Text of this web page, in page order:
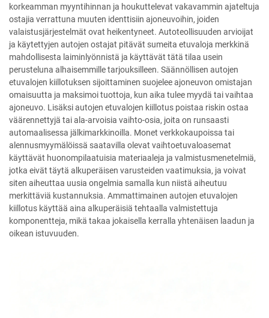
korkeamman myyntihinnan ja houkuttelevat vakavammin ajateltuja
ostajia verrattuna muuten identtisiin ajoneuvoihin, joiden
valaistusjärjestelmät ovat heikentyneet. Autoteollisuuden arvioijat
ja käytettyjen autojen ostajat pitävät sumeita etuvaloja merkkinä
mahdollisesta laiminlyönnistä ja käyttävät tätä tilaa usein
perusteluna alhaisemmille tarjouksilleen. Säännöllisen autojen
etuvalojen kiillotuksen sijoittaminen suojelee ajoneuvon omistajan
omaisuutta ja maksimoi tuottoja, kun aika tulee myydä tai vaihtaa
ajoneuvo. Lisäksi autojen etuvalojen kiillotus poistaa riskin ostaa
väärennettyjä tai ala-arvoisia vaihto-osia, joita on runsaasti
automaalisessa jälkimarkkinoilla. Monet verkkokaupoissa tai
alennusmyymälöissä saatavilla olevat vaihtoetuvaloasemat
käyttävät huonompilaatuisia materiaaleja ja valmistusmenetelmiä,
jotka eivät täytä alkuperäisen varusteiden vaatimuksia, ja voivat
siten aiheuttaa uusia ongelmia samalla kun niistä aiheutuu
merkittäviä kustannuksia. Ammattimainen autojen etuvalojen
kiillotus käyttää aina alkuperäisiä tehtaalla valmistettuja
komponentteja, mikä takaa jokaisella kerralla yhtenäisen laadun ja
oikean istuvuuden.